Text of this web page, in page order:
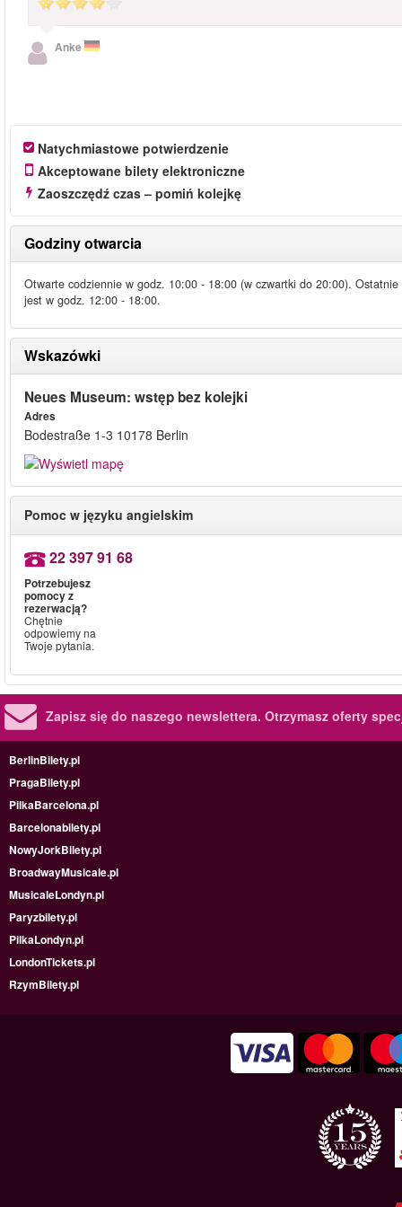
Anke
Natychmiastowe potwierdzenie
Akceptowane bilety elektroniczne
Zaoszczędź czas – pomiń kolejkę
Godziny otwarcia
Otwarte codziennie w godz. 10:00 - 18:00 (w czwartki do 20:00).
jest w godz. 12:00 - 18:00.
Wskazówki
Neues Museum: wstęp bez kolejki
Adres
Bodestraße 1-3 10178 Berlin
Pomoc w języku angielskim
22 397 91 68
Potrzebujesz
pomocy z
rezerwacją?
Chętnie
odpowiemy na
Twoje pytania.
Zapisz się do naszego newslettera. Otrzymasz oferty
BerlinBilety.pl
PragaBilety.pl
PilkaBarcelona.pl
Barcelonabilety.pl
NowyJorkBilety.pl
BroadwayMusicale.pl
MusicaleLondyn.pl
Paryzbilety.pl
PilkaLondyn.pl
LondonTickets.pl
RzymBilety.pl